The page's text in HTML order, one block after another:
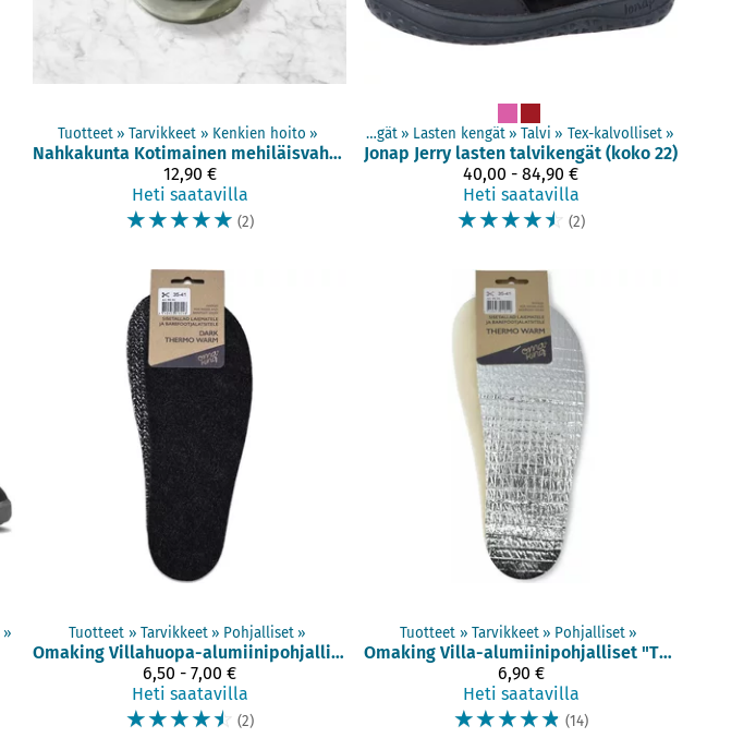
Tuotteet ‪» Tarvikkeet ‪» Kenkien hoito ‪»
Nahkakunta
Kotimainen mehiläisvaha 100 ml
12,90 €
Heti saatavilla
☆☆☆☆☆ (2)
Tuotteet ‪» Paljasjalkakengät ‪» Lasten kengät ‪» Talvi ‪» Tex-kalvolliset ‪»
Jonap Jerry lasten talvikengät (koko 22)
40,00 - 84,90 €
Heti saatavilla
☆☆☆☆☆ (2)
‪» Tuotteet ‪» Tarvikkeet ‪» Pohjalliset ‪»
Omaking
Villahuopa-alumiinipohjalliset "Dark Thermo Warm" (TB230)
6,50 - 7,00 €
Heti saatavilla
☆☆☆☆☆ (2)
Tuotteet ‪» Tarvikkeet ‪» Pohjalliset ‪»
Omaking
Villa-alumiinipohjalliset "Thermo Warm" (TB200)
6,90 €
Heti saatavilla
☆☆☆☆☆ (14)